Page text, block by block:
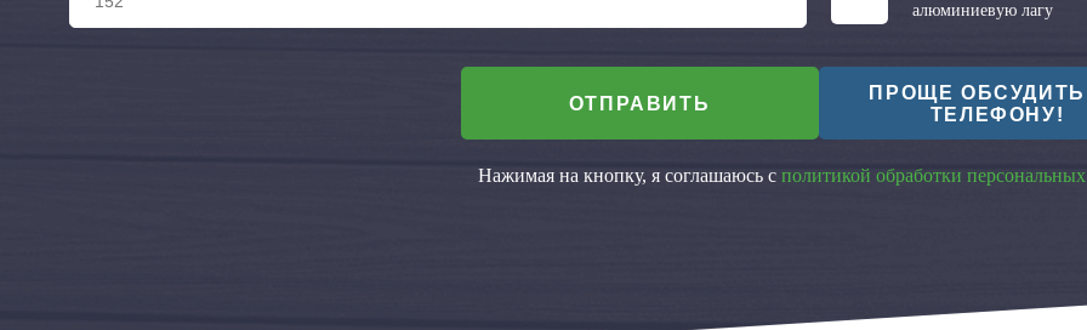
алюминиевую лагу
ОТПРАВИТЬ
ПРОЩЕ
ТЕЛЕФОНУ!
Нажимая на кнопку, я соглашаюсь с политикой обработки